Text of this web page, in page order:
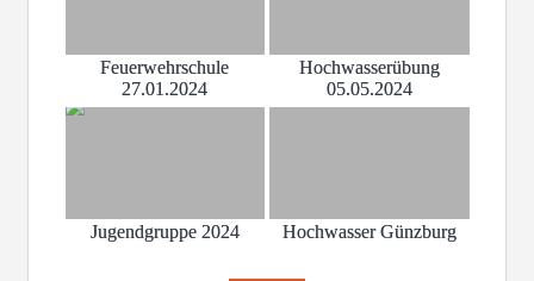
Feuerwehrschule
27.01.2024
Hochwasserübung
05.05.2024
Jugendgruppe 2024 Hochwasser Günzburg